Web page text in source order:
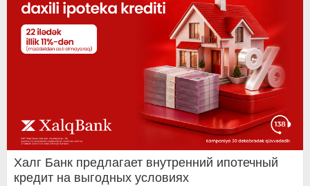
Халг Банк предлагает внутренний ипотечный
кредит на выгодных условиях